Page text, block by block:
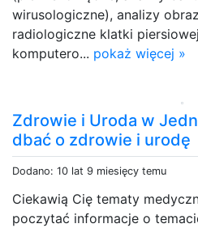
wirusologiczne), analizy
radiologiczne klatki
komputero... pokaż więcej »
Zdrowie i Uroda w
dbać o zdrowie i urodę
Dodano: 10 lat 9 miesięcy temu
Ciekawią Cię tematy
poczytać informacje o